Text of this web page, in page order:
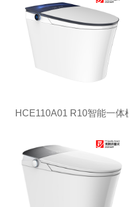
HCE110A01 R10智能一体机